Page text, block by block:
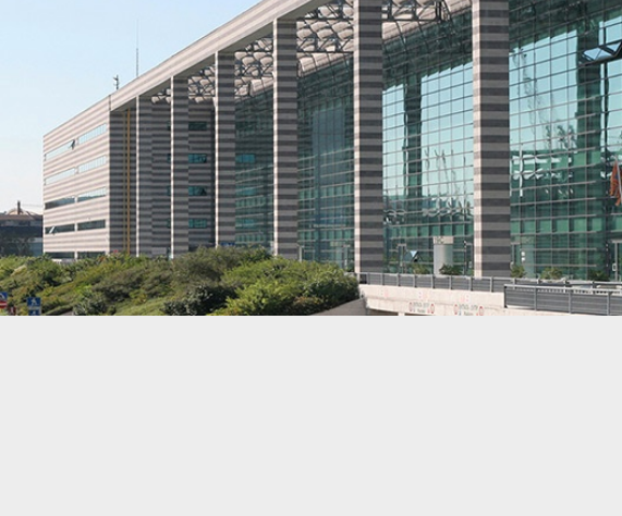
Orientamento
Scuola/Lavoro
Percorsi
ITS
Learning
Kit